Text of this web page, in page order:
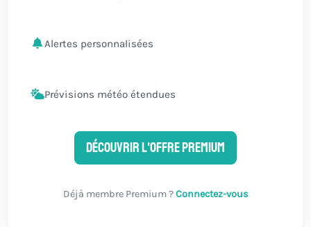
Alertes personnalisées
Prévisions météo étendues
Découvrir l'offre Premium
Déjà membre Premium ?Connectez-vous